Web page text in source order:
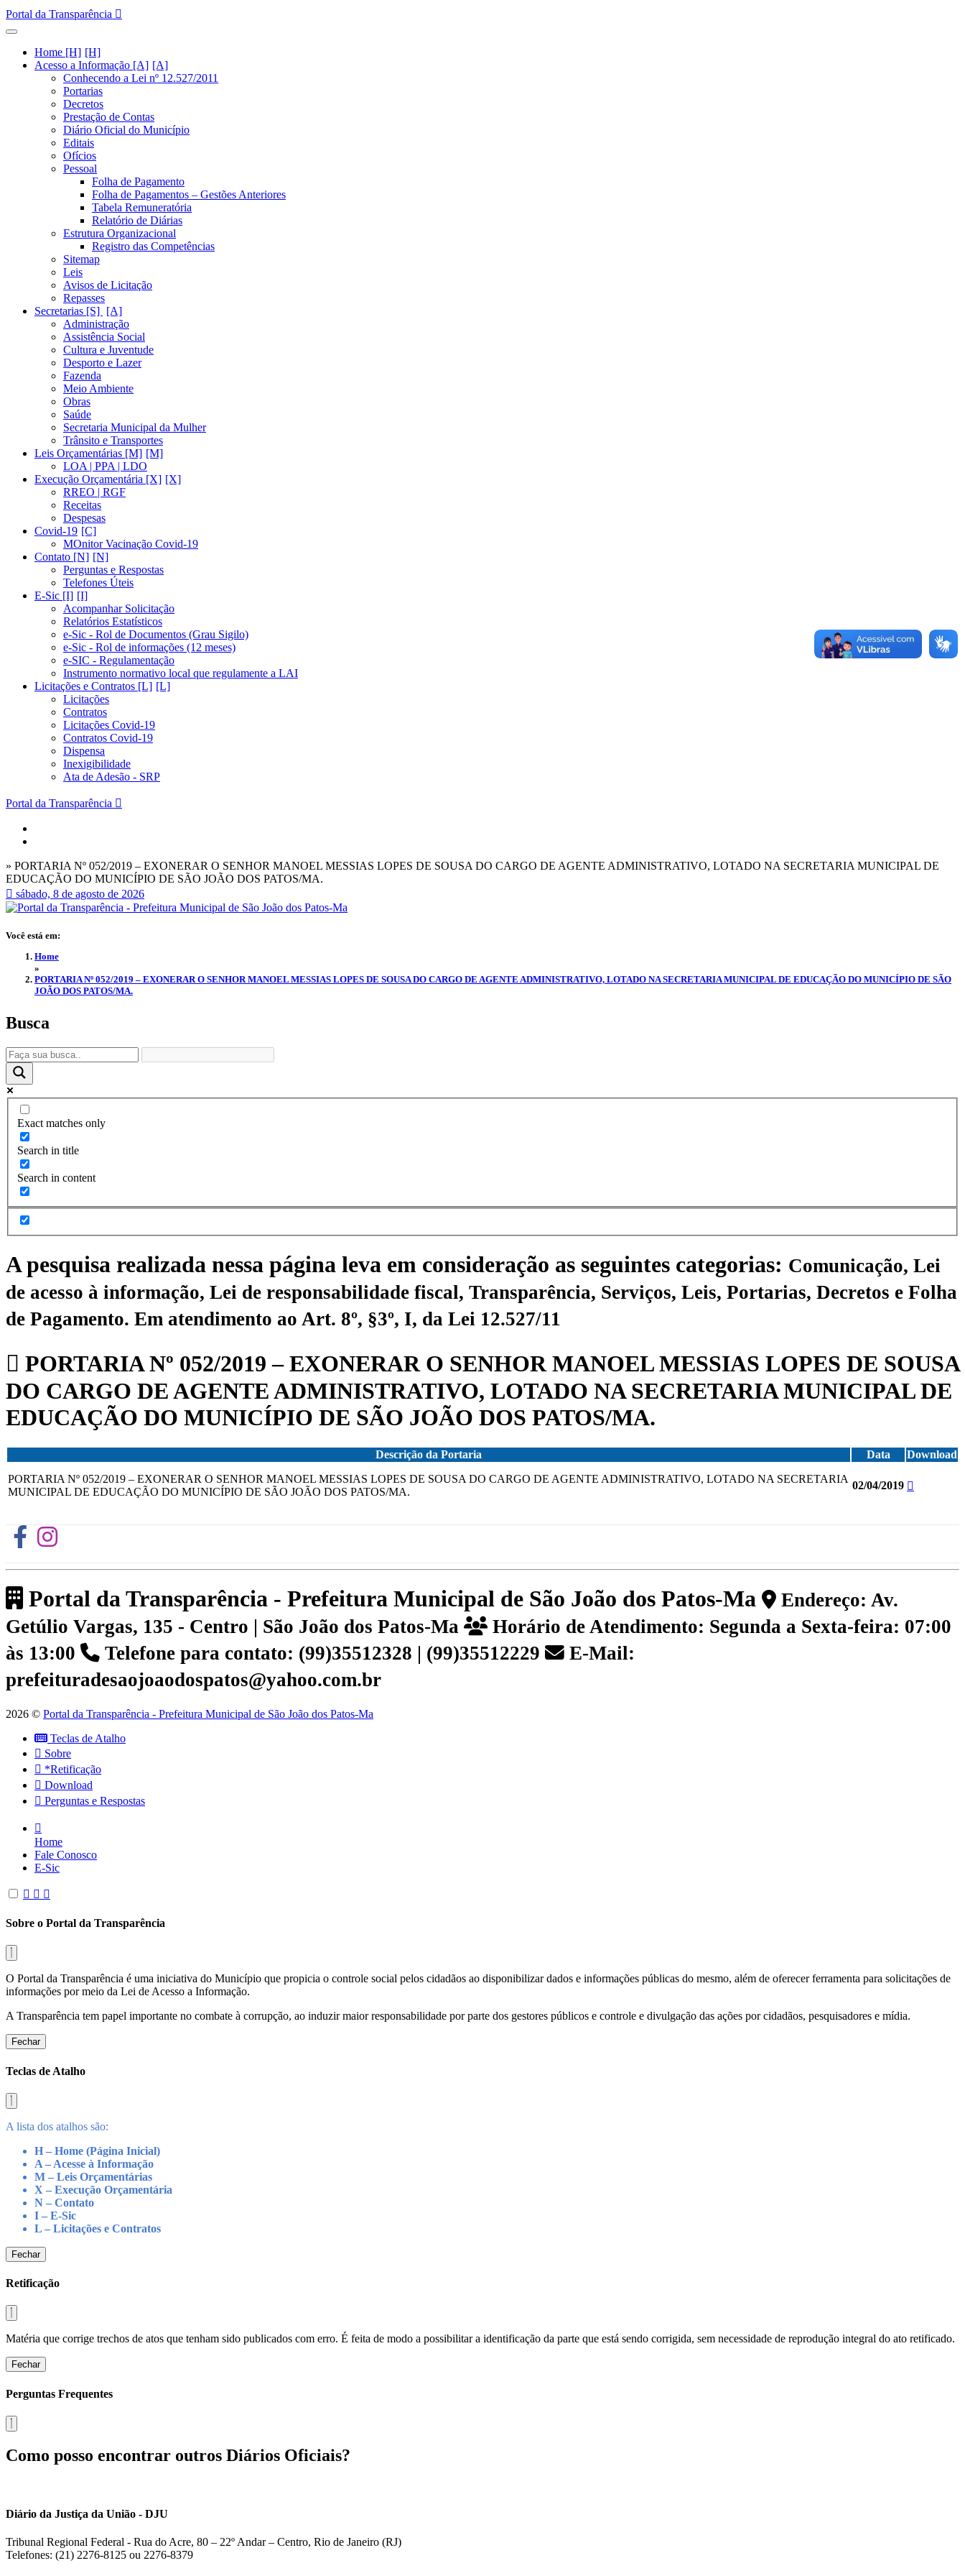
Portal da Transparência
Home [H]
Acesso a Informação [A]
Conhecendo a Lei nº 12.527/2011
Portarias
Decretos
Prestação de Contas
Diário Oficial do Município
Editais
Ofícios
Pessoal
Folha de Pagamento
Folha de Pagamentos – Gestões Anteriores
Tabela Remuneratória
Relatório de Diárias
Estrutura Organizacional
Registro das Competências
Sitemap
Leis
Avisos de Licitação
Repasses
Secretarias [S]
Administração
Assistência Social
Cultura e Juventude
Desporto e Lazer
Fazenda
Meio Ambiente
Obras
Saúde
Secretaria Municipal da Mulher
Trânsito e Transportes
Leis Orçamentárias [M]
LOA | PPA | LDO
Execução Orçamentária [X]
RREO | RGF
Receitas
Despesas
Covid-19
MOnitor Vacinação Covid-19
Contato [N]
Perguntas e Respostas
Telefones Úteis
E-Sic [I]
Acompanhar Solicitação
Relatórios Estatísticos
e-Sic - Rol de Documentos (Grau Sigilo)
e-Sic - Rol de informações (12 meses)
e-SIC - Regulamentação
Instrumento normativo local que regulamente a LAI
Licitações e Contratos [L]
Licitações
Contratos
Licitações Covid-19
Contratos Covid-19
Dispensa
Inexigibilidade
Ata de Adesão - SRP
Portal da Transparência
» PORTARIA Nº 052/2019 – EXONERAR O SENHOR MANOEL MESSIAS LOPES DE SOUSA DO CARGO DE AGENTE ADMINISTRATIVO, LOTADO NA SECRETARIA MUNICIPAL DE
EDUCAÇÃO DO MUNICÍPIO DE SÃO JOÃO DOS PATOS/MA.
sábado, 8 de agosto de 2026
Você está em:
Home
»
PORTARIA Nº 052/2019 – EXONERAR O SENHOR MANOEL MESSIAS LOPES DE SOUSA DO CARGO DE AGENTE ADMINISTRATIVO, LOTADO NA SECRETARIA MUNICIPAL DE EDUCAÇÃO DO MUNICÍPIO DE SÃO
JOÃO DOS PATOS/MA.
Busca
Exact matches only
Search in title
Search in content
A pesquisa realizada nessa página leva em consideração as seguintes categorias: Comunicação, Lei
de acesso à informação, Lei de responsabilidade fiscal, Transparência, Serviços, Leis, Portarias, Decretos e Folha
de Pagamento. Em atendimento ao Art. 8º, §3º, I, da Lei 12.527/11
PORTARIA Nº 052/2019 – EXONERAR O SENHOR MANOEL MESSIAS LOPES DE SOUSA
DO CARGO DE AGENTE ADMINISTRATIVO, LOTADO NA SECRETARIA MUNICIPAL DE
EDUCAÇÃO DO MUNICÍPIO DE SÃO JOÃO DOS PATOS/MA.
Descrição da Portaria Data
Download
PORTARIA Nº 052/2019 – EXONERAR O SENHOR MANOEL MESSIAS LOPES DE SOUSA DO CARGO DE AGENTE ADMINISTRATIVO, LOTADO NA SECRETARIA
MUNICIPAL DE EDUCAÇÃO DO MUNICÍPIO DE SÃO JOÃO DOS PATOS/MA.
02/04/2019
Portal da Transparência - Prefeitura Municipal de São João dos Patos-Ma
Endereço: Av.
Getúlio Vargas, 135 - Centro | São João dos Patos-Ma
Horário de Atendimento: Segunda a Sexta-feira: 07:00
às 13:00
Telefone para contato: (99)35512328 | (99)35512229
E-Mail:
prefeituradesaojoaodospatos@yahoo.com.br
2026 © Portal da Transparência - Prefeitura Municipal de São João dos Patos-Ma
Teclas de Atalho
Sobre
*Retificação
Download
Perguntas e Respostas
Home
Fale Conosco
E-Sic
Sobre o Portal da Transparência
O Portal da Transparência é uma iniciativa do Município que propicia o controle social pelos cidadãos ao disponibilizar dados e informações públicas do mesmo, além de oferecer ferramenta para solicitações de
informações por meio da Lei de Acesso a Informação.
A Transparência tem papel importante no combate à corrupção, ao induzir maior responsabilidade por parte dos gestores públicos e controle e divulgação das ações por cidadãos, pesquisadores e mídia.
Fechar
Teclas de Atalho
A lista dos atalhos são:
H – Home (Página Inicial)
A – Acesse à Informação
M – Leis Orçamentárias
X – Execução Orçamentária
N – Contato
I – E-Sic
L – Licitações e Contratos
Fechar
Retificação
Matéria que corrige trechos de atos que tenham sido publicados com erro. É feita de modo a possibilitar a identificação da parte que está sendo corrigida, sem necessidade de reprodução integral do ato retificado.
Fechar
Perguntas Frequentes
Como posso encontrar outros Diários Oficiais?
Diário da Justiça da União - DJU
Tribunal Regional Federal - Rua do Acre, 80 – 22º Andar – Centro, Rio de Janeiro (RJ)
Telefones: (21) 2276-8125 ou 2276-8379